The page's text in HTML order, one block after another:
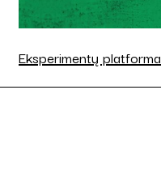
Eksperimentų platforma